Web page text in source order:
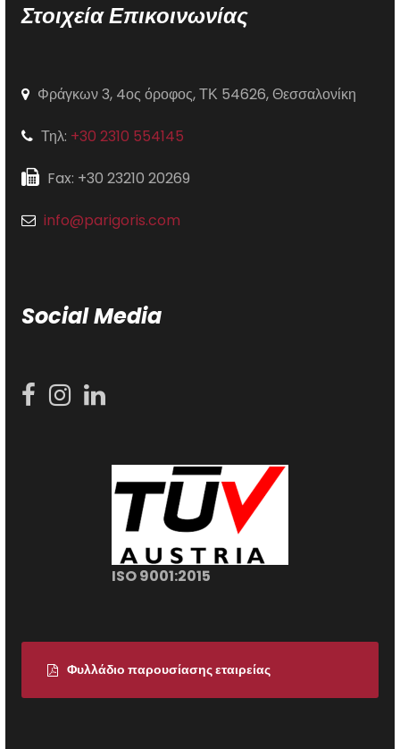
Στοιχεία Επικοινωνίας
Φράγκων 3, 4ος όροφος, ΤΚ 54626, Θεσσαλονίκη
Τηλ: +30 2310 554145
Fax: +30 23210 20269
info@parigoris.com
Social Media
ISO 9001:2015
Φυλλάδιο παρουσίασης εταιρείας